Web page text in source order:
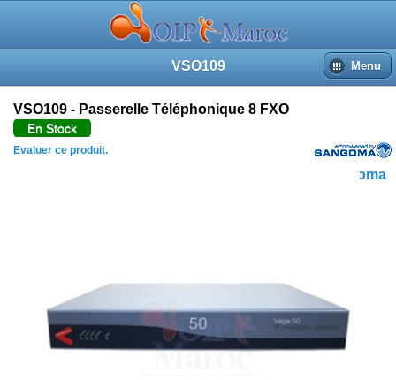
VSO109 Menu
Sangoma
VSO109 - Passerelle Téléphonique 8 FXO
En Stock
Evaluer ce produit.